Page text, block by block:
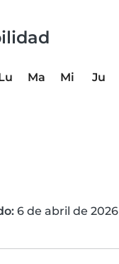
Ma Mi Ju
6 de abril de 2026